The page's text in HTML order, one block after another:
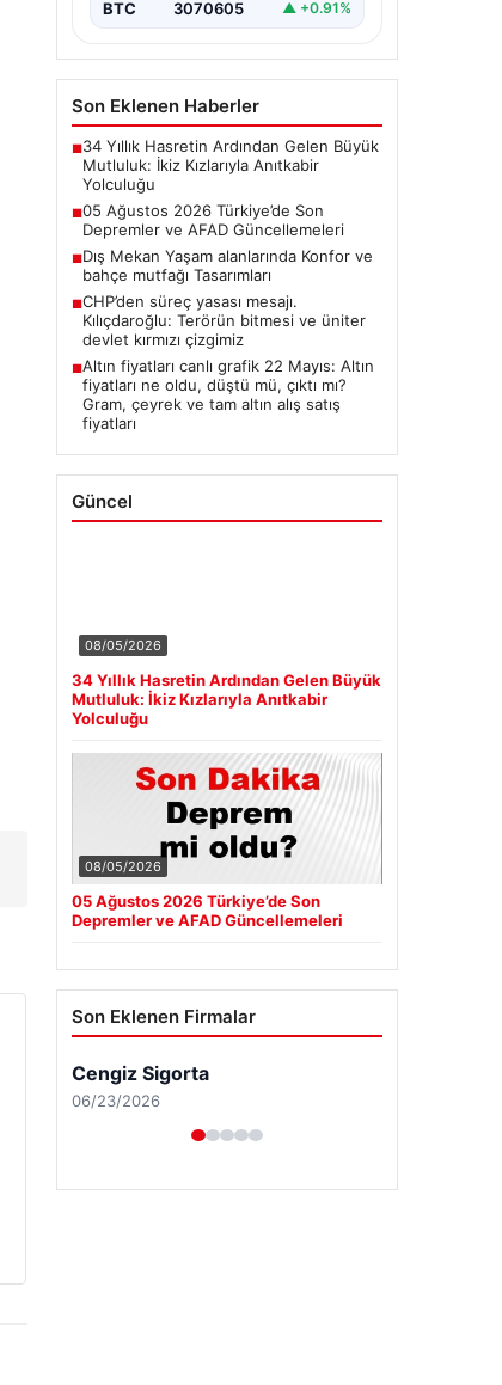
BTC 3070605 ▲ +0.91%
Son Eklenen Haberler
■34 Yıllık Hasretin Ardından Gelen Büyük
Mutluluk: İkiz Kızlarıyla Anıtkabir
Yolculuğu
■05 Ağustos 2026 Türkiye’de Son
Depremler ve AFAD Güncellemeleri
■Dış Mekan Yaşam alanlarında Konfor ve
bahçe mutfağı Tasarımları
■CHP’den süreç yasası mesajı.
Kılıçdaroğlu: Terörün bitmesi ve üniter
devlet kırmızı çizgimiz
■Altın fiyatları canlı grafik 22 Mayıs: Altın
fiyatları ne oldu, düştü mü, çıktı mı?
Gram, çeyrek ve tam altın alış satış
fiyatları
Güncel
08/05/2026
34 Yıllık Hasretin Ardından Gelen Büyük
Mutluluk: İkiz Kızlarıyla Anıtkabir
Yolculuğu
08/05/2026
05 Ağustos 2026 Türkiye’de Son
Depremler ve AFAD Güncellemeleri
Son Eklenen Firmalar
Cengiz Sigorta
06/23/2026